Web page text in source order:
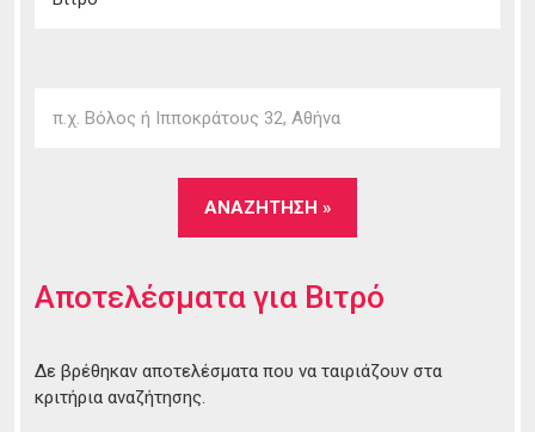
Αποτελέσματα για Βιτρό
Δε βρέθηκαν αποτελέσματα που να ταιριάζουν στα
κριτήρια αναζήτησης.